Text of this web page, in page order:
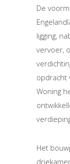
De
ligging,
vervoer,
opdracht
Woning
Het